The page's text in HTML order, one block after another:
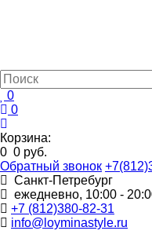
0
0
Корзина:
0 0 руб.
Обратный звонок
Санкт-Петребург
ежедневно, 10:00 -
+7 (812)380-82-31
info@loyminastyle.ru